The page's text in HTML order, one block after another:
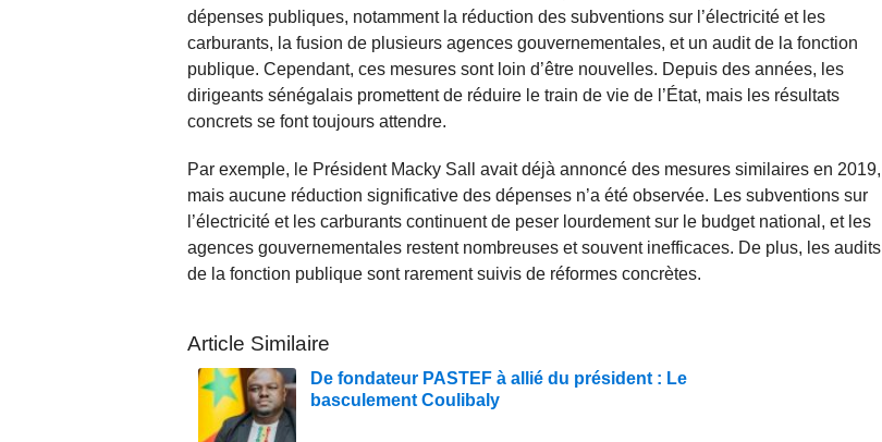
dépenses publiques, notamment la réduction des subventions sur l’électricité et les
carburants, la fusion de plusieurs agences gouvernementales, et un audit de la fonction
publique. Cependant, ces mesures sont loin d’être nouvelles. Depuis des années, les
dirigeants sénégalais promettent de réduire le train de vie de l’État, mais les résultats
concrets se font toujours attendre.
Par exemple, le Président Macky Sall avait déjà annoncé des mesures similaires en 2019,
mais aucune réduction significative des dépenses n’a été observée. Les subventions sur
l’électricité et les carburants continuent de peser lourdement sur le budget national, et les
agences gouvernementales restent nombreuses et souvent inefficaces. De plus, les audits
de la fonction publique sont rarement suivis de réformes concrètes.
Article Similaire
De fondateur PASTEF à allié du président : Le
basculement Coulibaly